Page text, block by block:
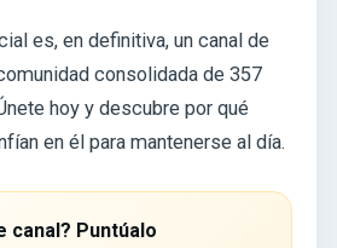
es, en definitiva, un canal de
consolidada de 357
hoy y descubre por qué
en él para mantenerse al día.
canal? Puntúalo